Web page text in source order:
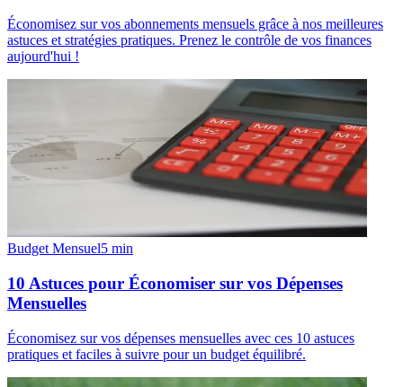
Économisez sur vos abonnements mensuels grâce à nos meilleures
astuces et stratégies pratiques. Prenez le contrôle de vos finances
aujourd'hui !
Budget Mensuel5 min
10 Astuces pour Économiser sur vos Dépenses
Mensuelles
Économisez sur vos dépenses mensuelles avec ces 10 astuces
pratiques et faciles à suivre pour un budget équilibré.